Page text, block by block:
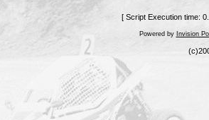
[ Script Execution time:
Powered by Invision